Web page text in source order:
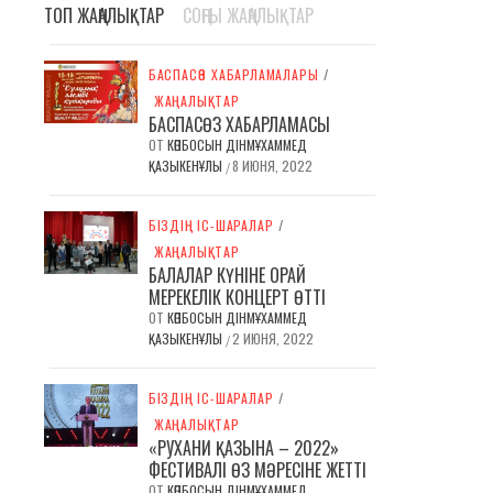
ТОП ЖАҢАЛЫҚТАР СОҢҒЫ ЖАҢАЛЫҚТАР
БАСПАСӨЗ ХАБАРЛАМАЛАРЫ /
ЖАҢАЛЫҚТАР
БАСПАСӨЗ ХАБАРЛАМАСЫ
ОТ КӨПБОСЫН ДІНМҰХАММЕД
ҚАЗЫКЕНҰЛЫ /8 ИЮНЯ, 2022
БІЗДІҢ ІС-ШАРАЛАР /
ЖАҢАЛЫҚТАР
БАЛАЛАР КҮНІНЕ ОРАЙ
МЕРЕКЕЛІК КОНЦЕРТ ӨТТІ
ОТ КӨПБОСЫН ДІНМҰХАММЕД
ҚАЗЫКЕНҰЛЫ /2 ИЮНЯ, 2022
БІЗДІҢ ІС-ШАРАЛАР /
ЖАҢАЛЫҚТАР
«РУХАНИ ҚАЗЫНА – 2022»
ФЕСТИВАЛІ ӨЗ МӘРЕСІНЕ ЖЕТТІ